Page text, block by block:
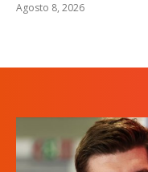
Agosto 8, 2026